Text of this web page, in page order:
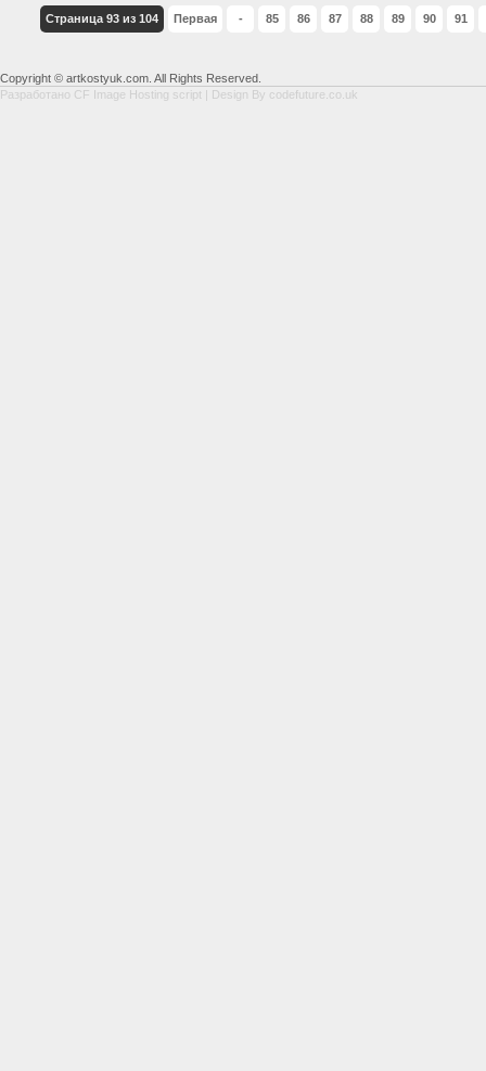
Страница 93 из 104 Первая - 85 86 87 88 89 90 91
Copyright © artkostyuk.com. All Rights Reserved.
Разработано CF Image Hosting script | Design By codefuture.co.uk